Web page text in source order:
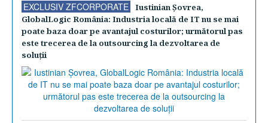
EXCLUSIV ZFCORPORATE
Iustinian Şovrea,
GlobalLogic România: Industria locală de IT nu se mai
poate baza doar pe avantajul costurilor; următorul pas
este trecerea de la outsourcing la dezvoltarea de
soluţii